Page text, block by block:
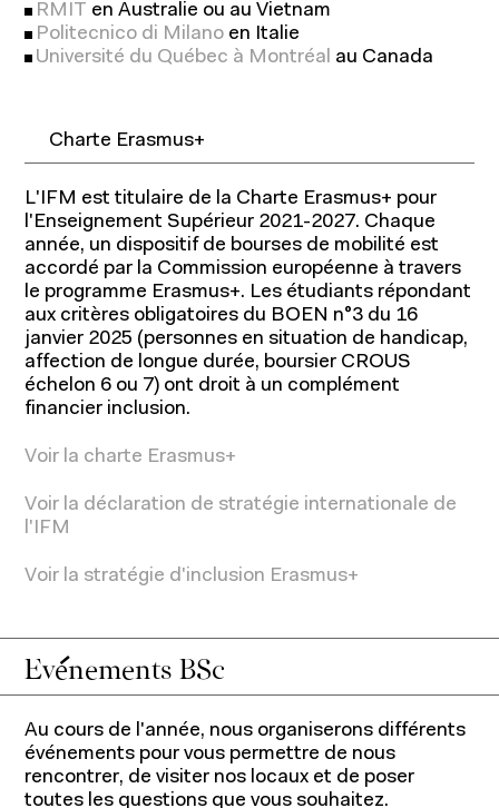
RMIT en Australie ou au Vietnam
Politecnico di Milano en Italie
Université du Québec à Montréal au Canada
Charte Erasmus+
L'IFM est titulaire de la Charte Erasmus+ pour
l'Enseignement Supérieur 2021-2027. Chaque
année, un dispositif de bourses de mobilité est
accordé par la Commission européenne à travers
le programme Erasmus+. Les étudiants répondant
aux critères obligatoires du BOEN n°3 du 16
janvier 2025 (personnes en situation de handicap,
affection de longue durée, boursier CROUS
échelon 6 ou 7) ont droit à un complément
financier inclusion.
Voir la charte Erasmus+
Voir la déclaration de stratégie internationale de
l'IFM
Voir la stratégie d'inclusion Erasmus+
Evénements BSc
Au cours de l'année, nous organiserons différents
événements pour vous permettre de nous
rencontrer, de visiter nos locaux et de poser
toutes les questions que vous souhaitez.